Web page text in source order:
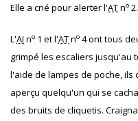
Elle a crié pour alerter l'ATno 2.
L'AI no 1 et l'ATno 4 ont tous
grimpé les escaliers jusqu'au
l'aide de lampes de poche, ils
aperçu quelqu'un qui se
des bruits de cliquetis.